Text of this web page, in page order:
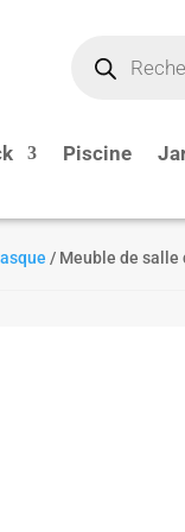
produits
Piscine
/ Meuble de salle